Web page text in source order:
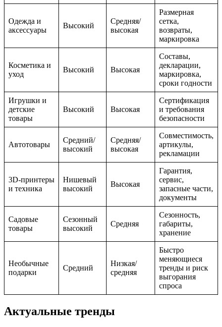
Одежда и
аксессуары
Высокий
Средняя/
высокая
Размерная
сетка,
возвраты,
маркировка
Косметика и
уход
Высокий Высокая
Составы,
декларации,
маркировка,
сроки годности
Игрушки и
детские
товары
Высокий Высокая
Сертификация
и требования
безопасности
Автотовары
Средний/
высокий
Средняя/
высокая
Совместимость,
артикулы,
рекламации
3D-принтеры
и техника
Нишевый
высокий
Высокая
Гарантия,
сервис,
запасные части,
документы
Садовые
товары
Сезонный
высокий
Средняя
Сезонность,
габариты,
хранение
Необычные
подарки
Средний
Низкая/
средняя
Быстро
меняющиеся
тренды и риск
выгорания
спроса
Актуальные тренды